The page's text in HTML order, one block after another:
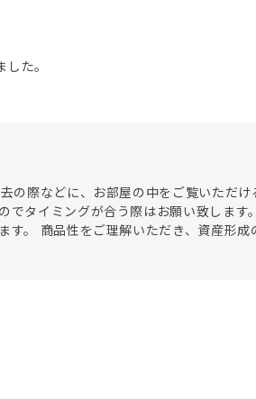
た。
の際などに、お部屋の中をご覧いただ
でタイミングが合う際はお願い致します
。 商品性をご理解いただき、資産形成